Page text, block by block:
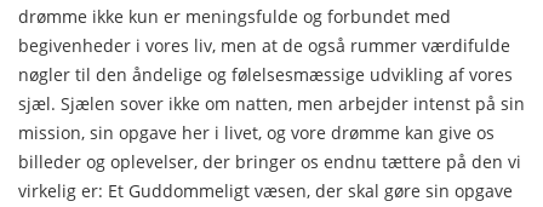
drømme ikke kun er meningsfulde og forbundet med
begivenheder i vores liv, men at de også rummer værdifulde
nøgler til den åndelige og følelsesmæssige udvikling af vores
sjæl. Sjælen sover ikke om natten, men arbejder intenst på sin
mission, sin opgave her i livet, og vore drømme kan give os
billeder og oplevelser, der bringer os endnu tættere på den vi
virkelig er: Et Guddommeligt væsen, der skal gøre sin opgave